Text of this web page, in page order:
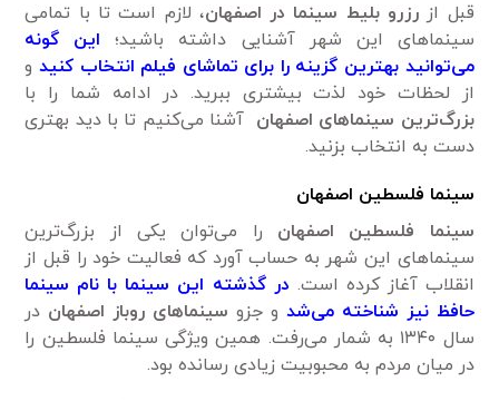
قبل از رزرو بلیط سینما در اصفهان، لازم است تا با تمامی
سینماهای این شهر آشنایی داشته باشید؛ این گونه
می‌توانید بهترین گزینه را برای تماشای فیلم انتخاب کنید و
از لحظات خود لذت بیشتری ببرید. در ادامه شما را با
بزرگ‌ترین سینماهای اصفهان آشنا می‌کنیم تا با دید بهتری
دست به انتخاب بزنید.
سینما فلسطین اصفهان
سینما فلسطین اصفهان را می‌توان یکی از بزرگ‌ترین
سینماهای این شهر به حساب آورد که فعالیت خود را قبل از
انقلاب آغاز کرده است. در گذشته این سینما با نام سینما
حافظ نیز شناخته می‌شد و جزو سینماهای روباز اصفهان در
سال ۱۳۴۰ به شمار می‌رفت. همین ویژگی سینما فلسطین را
در میان مردم به محبوبیت زیادی رسانده بود.